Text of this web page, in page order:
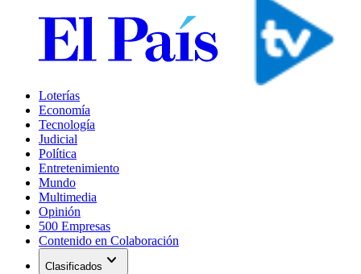
Loterías
Economía
Tecnología
Judicial
Política
Entretenimiento
Mundo
Multimedia
Opinión
500 Empresas
Contenido en Colaboración
Clasificados expand_more